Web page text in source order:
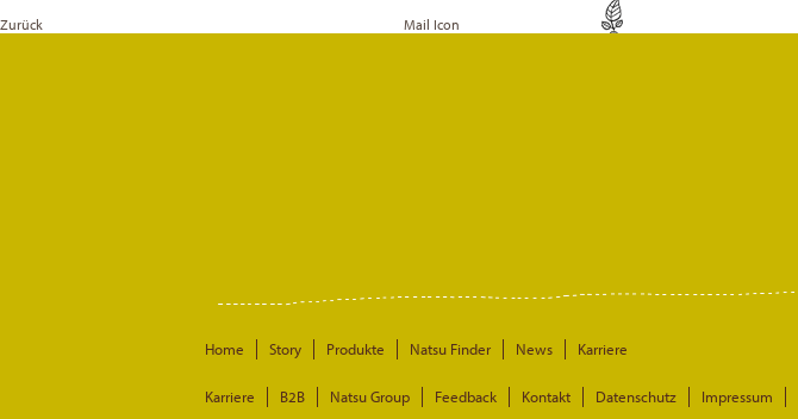
Zurück Mail Icon
Home Story Produkte Natsu Finder News Karriere
Karriere B2B Natsu Group Feedback Kontakt Datenschutz Impressum